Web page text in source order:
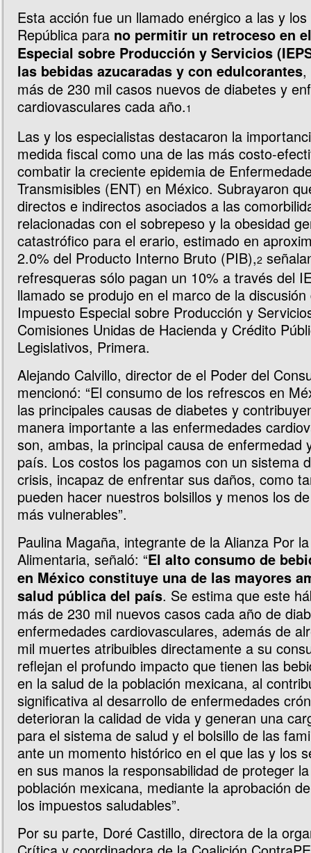
Esta acción fue un llamado enérgico a las y
República para no permitir un retroceso en
Especial sobre Producción y Servicios
las bebidas azucaradas y con edulcorantes,
más de 230 mil casos nuevos de diabetes y
cardiovasculares cada año.1
Las y los especialistas destacaron la
medida fiscal como una de las más costo-
combatir la creciente epidemia de
Transmisibles (ENT) en México. Subrayaron
directos e indirectos asociados a las
relacionadas con el sobrepeso y la obesidad
catastrófico para el erario, estimado en
2.0% del Producto Interno Bruto (PIB),2
refresqueras sólo pagan un 10% a través del
llamado se produjo en el marco de la
Impuesto Especial sobre Producción y
Comisiones Unidas de Hacienda y Crédito
Legislativos, Primera.
Alejando Calvillo, director de el Poder del
mencionó: “El consumo de los refrescos en
las principales causas de diabetes y
manera importante a las enfermedades
son, ambas, la principal causa de enfermedad
país. Los costos los pagamos con un sistema
crisis, incapaz de enfrentar sus daños, como
pueden hacer nuestros bolsillos y menos los
más vulnerables”.
Paulina Magaña, integrante de la Alianza Por
Alimentaria, señaló: “El alto consumo de
en México constituye una de las mayores
salud pública del país. Se estima que este
más de 230 mil nuevos casos cada año de
enfermedades cardiovasculares, además de
mil muertes atribuibles directamente a su
reflejan el profundo impacto que tienen las
en la salud de la población mexicana, al
significativa al desarrollo de enfermedades
deterioran la calidad de vida y generan una
para el sistema de salud y el bolsillo de las
ante un momento histórico en el que las y los
en sus manos la responsabilidad de proteger
población mexicana, mediante la aprobación
los impuestos saludables”.
Por su parte, Doré Castillo, directora de la